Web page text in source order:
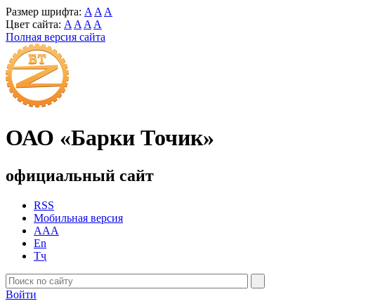
Размер шрифта: A A A
Цвет сайта: A A A A
Полная версия сайта
ОАО «Барки Точик»
официальный сайт
RSS
Мобильная версия
AAA
En
Тҷ
Войти